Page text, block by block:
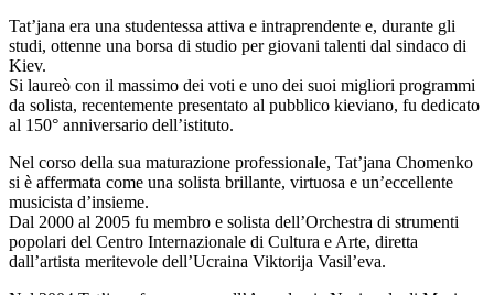
Tat’jana era una studentessa attiva e intraprendente e, durante gli
studi, ottenne una borsa di studio per giovani talenti dal sindaco di
Kiev.
Si laureò con il massimo dei voti e uno dei suoi migliori programmi
da solista, recentemente presentato al pubblico kieviano, fu dedicato
al 150° anniversario dell’istituto.
Nel corso della sua maturazione professionale, Tat’jana Chomenko
si è affermata come una solista brillante, virtuosa e un’eccellente
musicista d’insieme.
Dal 2000 al 2005 fu membro e solista dell’Orchestra di strumenti
popolari del Centro Internazionale di Cultura e Arte, diretta
dall’artista meritevole dell’Ucraina Viktorija Vasil’eva.